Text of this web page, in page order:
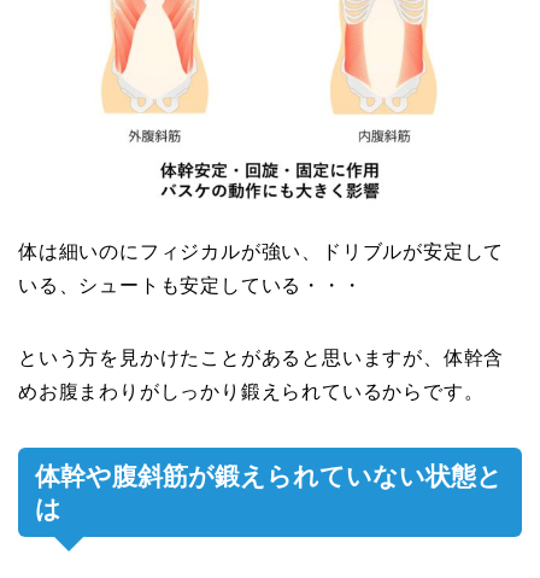
体は細いのにフィジカルが強い、ドリブルが安定して
いる、シュートも安定している・・・
という方を見かけたことがあると思いますが、体幹含
めお腹まわりがしっかり鍛えられているからです。
体幹や腹斜筋が鍛えられていない状態と
は